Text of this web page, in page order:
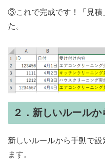
③これで完成です！「見積
た。
２．新しいルール
新しいルールから手動で
ます。